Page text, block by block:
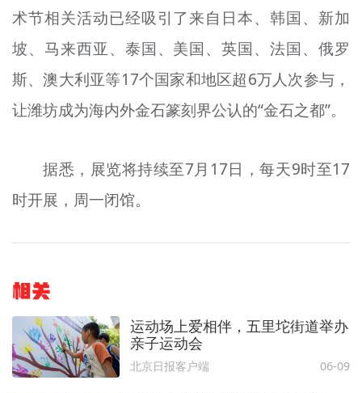
术节相关活动已经吸引了来自日本、韩国、新加
坡、马来西亚、泰国、美国、英国、法国、俄罗
斯、澳大利亚等17个国家和地区超6万人次参与，
让潍坊成为海内外金石篆刻界公认的“金石之都”。
据悉，展览将持续至7月17日，每天9时至17
时开展，周一闭馆。
相关
运动场上爱相伴，五里坨街道举办
亲子运动会
北京日报客户端 06-09